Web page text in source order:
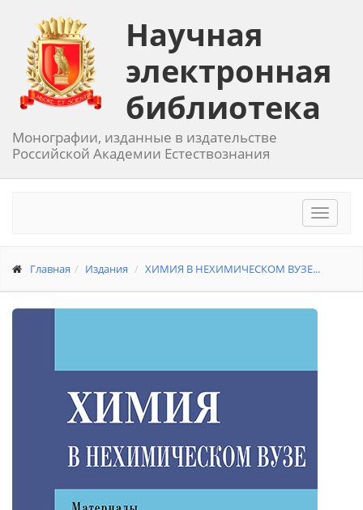
Научная
электронная
библиотека
Монографии, изданные в издательстве
Российской Академии Естествознания
Toggle
Главная Издания ХИМИЯ В НЕХИМИЧЕСКОМ ВУЗЕ...